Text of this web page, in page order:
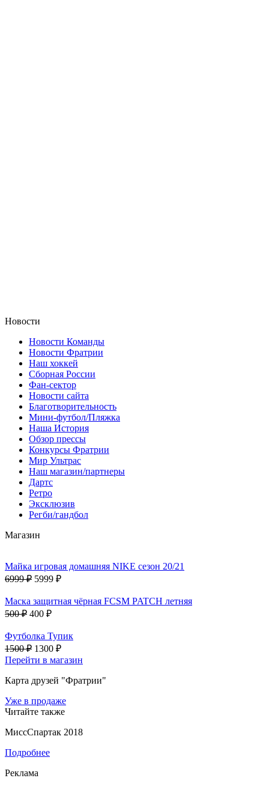
Новости
Новости Команды
Новости Фратрии
Наш хоккей
Сборная России
Фан-cектор
Новости сайта
Благотворительность
Мини-футбол/Пляжка
Наша История
Обзор прессы
Конкурсы Фратрии
Мир Ультрас
Наш магазин/партнеры
Дартс
Ретро
Эксклюзив
Регби/гандбол
Магазин
Майка игровая домашняя NIKE сезон 20/21
6999 ₽ 5999 ₽
Маска защитная чёрная FCSM PATCH летняя
500 ₽ 400 ₽
Футболка Тупик
1500 ₽ 1300 ₽
Перейти в магазин
Карта друзей "Фратрии"
Уже в продаже
Читайте также
МиссСпартак 2018
Подробнее
Реклама